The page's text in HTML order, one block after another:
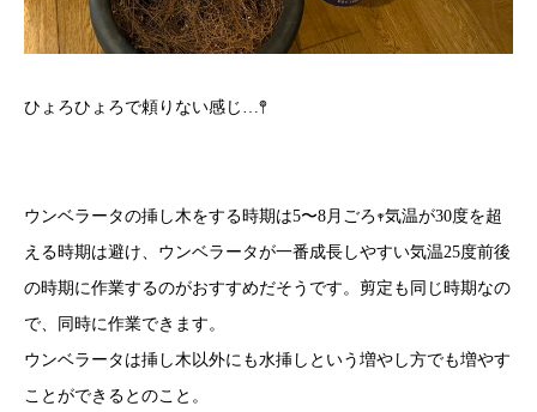
ひょろひょろで頼りない感じ…𖤣
ウンベラータの挿し木をする時期は5〜8月ごろ𖥧気温が30度を超
える時期は避け、ウンベラータが一番成長しやすい気温25度前後
の時期に作業するのがおすすめだそうです。剪定も同じ時期なの
で、同時に作業できます。
ウンベラータは挿し木以外にも水挿しという増やし方でも増やす
ことができるとのこと。